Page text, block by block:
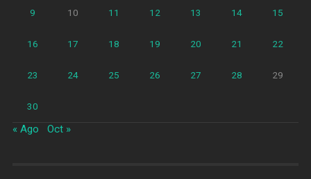
9 10 11 12 13 14 15
16 17 18 19 20 21 22
23 24 25 26 27 28 29
30
« Ago Oct »